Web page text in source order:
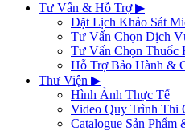
Tư Vấn & Hỗ Trợ▶
Đặt Lịch Khảo Sát
Tư Vấn Chọn Dịch
Tư Vấn Chọn Thuốc
Hỗ Trợ Bảo Hành &
Thư Viện ▶
Hình Ảnh Thực Tế
Video Quy Trình Thi
Catalogue Sản